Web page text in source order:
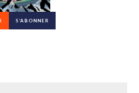
S’ABONNER